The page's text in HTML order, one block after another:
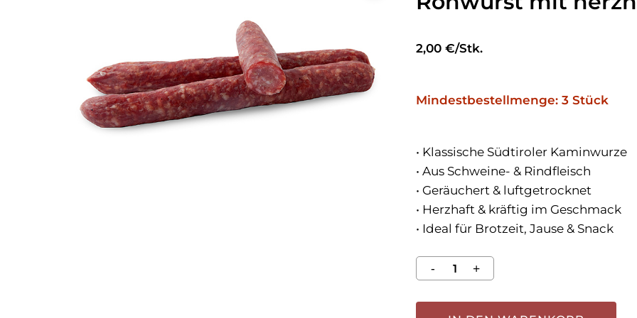
2,00 €/Stk.
Mindestbestellmenge: 3 Stück
• Klassische Südtiroler Kaminwurze
• Aus Schweine- & Rindfleisch
• Geräuchert & luftgetrocknet
• Herzhaft & kräftig im Geschmack
• Ideal für Brotzeit, Jause & Snack